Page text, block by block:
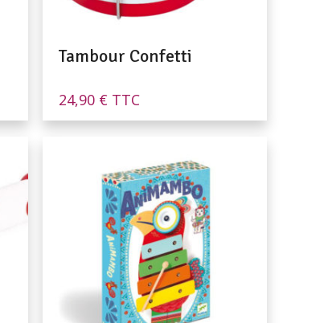
Tambour Confetti
24,90 € TTC